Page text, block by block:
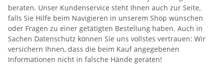
beraten. Unser Kundenservice steht Ihnen auch zur Seite,
falls Sie Hilfe beim Navigieren in unserem Shop wünschen
oder Fragen zu einer getätigten Bestellung haben. Auch in
Sachen Datenschutz können Sie uns vollstes vertrauen: Wir
versichern Ihnen, dass die beim Kauf angegebenen
Informationen nicht in falsche Hände geraten!